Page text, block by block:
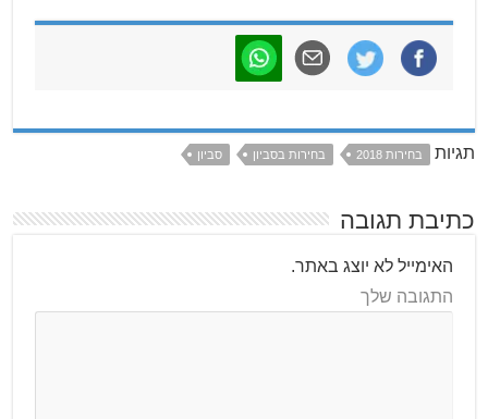
תגיות בחירות 2018 בחירות בסביון סביון
כתיבת תגובה
האימייל לא יוצג באתר.
התגובה שלך